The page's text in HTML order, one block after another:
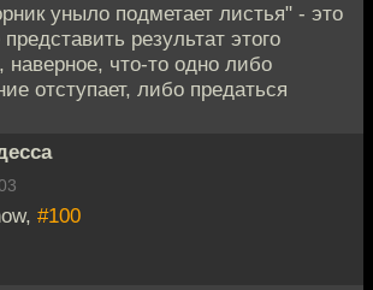
уныло подметает листья" - это
результат этого
наверное, что-то одно либо
отступает, либо предаться
#100